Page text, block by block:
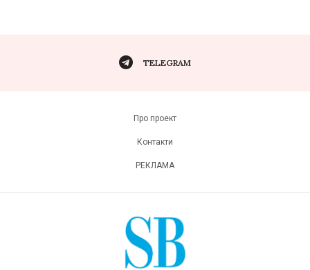
TELEGRAM
Про проект
Контакти
РЕКЛАМА